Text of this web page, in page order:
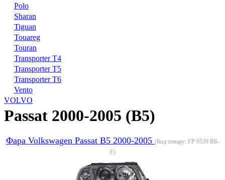
Polo
Sharan
Tiguan
Touareg
Touran
Transporter T4
Transporter T5
Transporter T6
Vento
VOLVO
Passat 2000-2005 (B5)
Фара Volkswagen Passat B5 2000-2005 (Код товару: FP 9539 R8-
E)